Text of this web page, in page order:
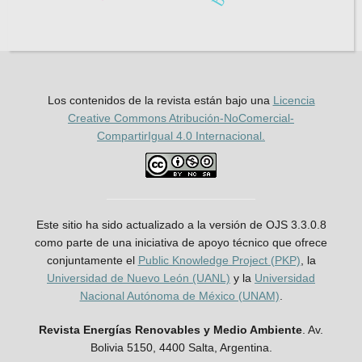
Los contenidos de la revista están bajo una Licencia
Creative Commons Atribución-NoComercial-
CompartirIgual 4.0 Internacional.
Este sitio ha sido actualizado a la versión de OJS 3.3.0.8
como parte de una iniciativa de apoyo técnico que ofrece
conjuntamente el Public Knowledge Project (PKP) , la
Universidad de Nuevo León (UANL) y la Universidad
Nacional Autónoma de México (UNAM)
Revista Energías Renovables y Medio Ambiente . Av.
Bolivia 5150, 4400 Salta, Argentina.